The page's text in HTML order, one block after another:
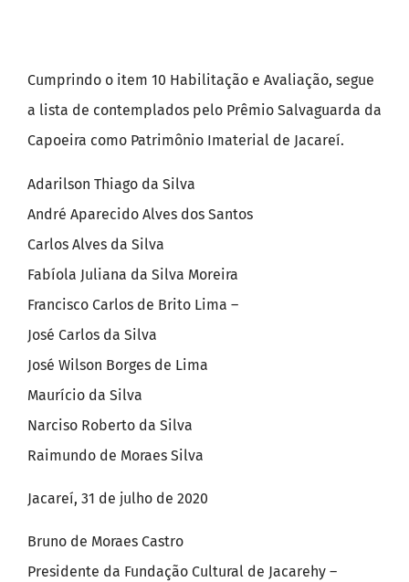
Cumprindo o item 10 Habilitação e Avaliação, segue
a lista de contemplados pelo Prêmio Salvaguarda da
Capoeira como Patrimônio Imaterial de Jacareí.
Adarilson Thiago da Silva
André Aparecido Alves dos Santos
Carlos Alves da Silva
Fabíola Juliana da Silva Moreira
Francisco Carlos de Brito Lima –
José Carlos da Silva
José Wilson Borges de Lima
Maurício da Silva
Narciso Roberto da Silva
Raimundo de Moraes Silva
Jacareí, 31 de julho de 2020
Bruno de Moraes Castro
Presidente da Fundação Cultural de Jacarehy –